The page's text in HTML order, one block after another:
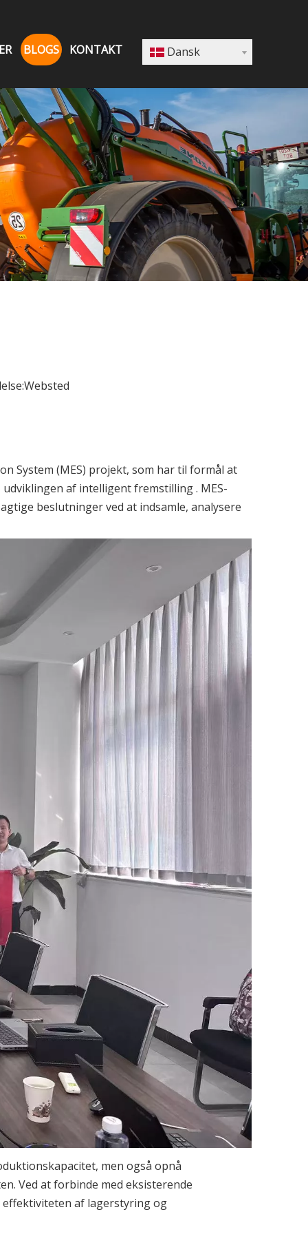
BLOGS KONTAKT Dansk
Websted
System (MES) projekt, som har til formål at
af ​​intelligent fremstilling . MES-
beslutninger ved at indsamle, analysere
men også opnå
Ved at forbinde med eksisterende
effektiviteten af ​​lagerstyring og